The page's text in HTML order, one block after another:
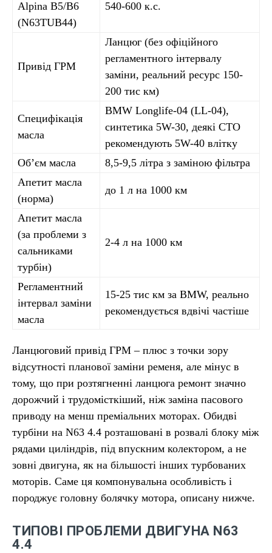
Alpina B5/B6
(N63TUB44)
540-600 к.с.
Привід ГРМ
Ланцюг (без офіційного
регламентного інтервалу
заміни, реальний ресурс 150-
200 тис км)
Специфікація
масла
BMW Longlife-04 (LL-04),
синтетика 5W-30, деякі СТО
рекомендують 5W-40 влітку
Обʼєм масла
8,5-9,5 літра з заміною фільтра
Апетит масла
(норма)
до 1 л на 1000 км
Апетит масла
(за проблеми з
сальниками
турбін)
2-4 л на 1000 км
Регламентний
інтервал заміни
масла
15-25 тис км за BMW, реально
рекомендується вдвічі частіше
Ланцюговий привід ГРМ – плюс з точки зору
відсутності планової заміни ременя, але мінус в
тому, що при розтягненні ланцюга ремонт значно
дорожчий і трудомісткіший, ніж заміна пасового
приводу на менш преміальних моторах. Обидві
турбіни на N63 4.4 розташовані в розвалі блоку між
рядами циліндрів, під впускним колектором, а не
зовні двигуна, як на більшості інших турбованих
моторів. Саме ця компонувальна особливість і
породжує головну болячку мотора, описану нижче.
ТИПОВІ ПРОБЛЕМИ ДВИГУНА N63
4.4